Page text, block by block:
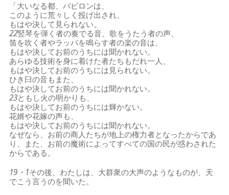
「大いなる都、バビロンは、
このように荒々しく投げ出され、
もはや決して見られない。
22竪琴を弾く者の奏でる音、歌をうたう者の声、
笛を吹く者やラッパを鳴らす者の楽の音は、
もはや決してお前のうちには聞かれない。
あらゆる技術を身に着けた者たちもだれ一人、
もはや決してお前のうちには見られない。
ひき臼の音もまた、
もはや決してお前のうちには聞かれない。
23ともし火の明かりも、
もはや決してお前のうちには輝かない。
花婿や花嫁の声も、
もはや決してお前のうちには聞かれない。
なぜなら、お前の商人たちが地上の権力者となったからであ
り、また、お前の魔術によってすべての国の民が惑わされた
からである。
19・1その後、わたしは、大群衆の大声のようなものが、天
でこう言うのを聞いた。